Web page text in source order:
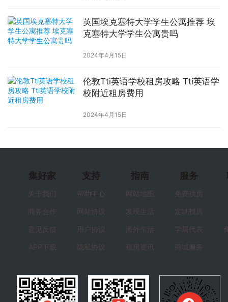
英国埃克塞特大学学生公寓推荐 埃
克塞特大学学生公寓贵吗
2024年4月15日
伦敦Tti英语学校租房攻略 Tti英语学
校附近租房费用
2024年4月15日
集好家
关于我们
商务合作
意见反馈
APP下载
支持
帮助中心
网站协议
用户协议
隐私协议
指南
网站地图
发现生活
海外生活
租房资讯
服务
免费找房
定制找房
学居代表
商城服务